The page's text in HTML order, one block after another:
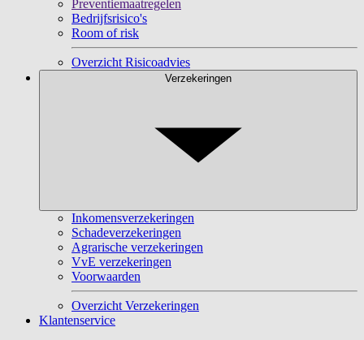
Preventiemaatregelen
Bedrijfsrisico's
Room of risk
Overzicht Risicoadvies
Verzekeringen
Inkomensverzekeringen
Schadeverzekeringen
Agrarische verzekeringen
VvE verzekeringen
Voorwaarden
Overzicht Verzekeringen
Klantenservice